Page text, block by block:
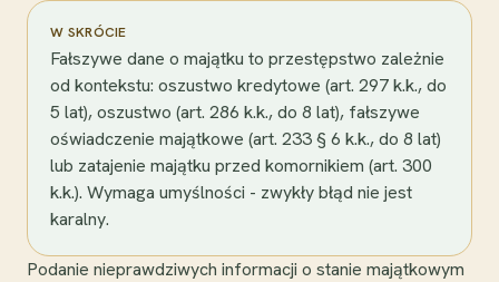
W SKRÓCIE
Fałszywe dane o majątku to przestępstwo zależnie
od kontekstu: oszustwo kredytowe (art. 297 k.k., do
5 lat), oszustwo (art. 286 k.k., do 8 lat), fałszywe
oświadczenie majątkowe (art. 233 § 6 k.k., do 8 lat)
lub zatajenie majątku przed komornikiem (art. 300
k.k.). Wymaga umyślności - zwykły błąd nie jest
karalny.
Podanie nieprawdziwych informacji o stanie majątkowym